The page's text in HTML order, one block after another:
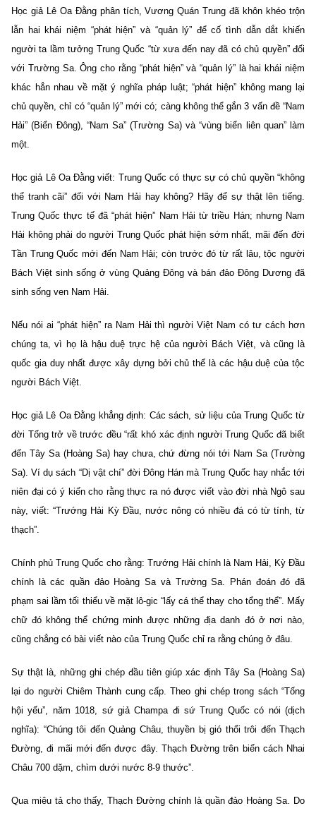
Học giả Lê Oa Đằng phân tích, Vương Quán Trung đã khôn khéo trộn
lẫn hai khái niệm “phát hiện” và “quản lý” để cố tình dẫn dắt khiến
người ta lầm tưởng Trung Quốc “từ xưa đến nay đã có chủ quyền” đối
với Trường Sa. Ông cho rằng “phát hiện” và “quản lý” là hai khái niệm
khác hẳn nhau về mặt ý nghĩa pháp luật; “phát hiện” không mang lại
chủ quyền, chỉ có “quản lý” mới có; càng không thể gắn 3 vấn đề “Nam
Hải” (Biển Đông), “Nam Sa” (Trường Sa) và “vùng biển liên quan” làm
một.
Học giả Lê Oa Đằng viết: Trung Quốc có thực sự có chủ quyền “không
thể tranh cãi” đối với Nam Hải hay không? Hãy để sự thật lên tiếng.
Trung Quốc thực tế đã “phát hiện” Nam Hải từ triều Hán; nhưng Nam
Hải không phải do người Trung Quốc phát hiện sớm nhất, mãi đến đời
Tần Trung Quốc mới đến Nam Hải; còn trước đó từ rất lâu, tộc người
Bách Việt sinh sống ở vùng Quảng Đông và bán đảo Đông Dương đã
sinh sống ven Nam Hải.
Nếu nói ai “phát hiện” ra Nam Hải thì người Việt Nam có tư cách hơn
chúng ta, vì họ là hậu duệ trực hệ của người Bách Việt, và cũng là
quốc gia duy nhất được xây dựng bởi chủ thể là các hậu duệ của tộc
người Bách Việt.
Học giả Lê Oa Đằng khẳng định: Các sách, sử liệu của Trung Quốc từ
đời Tống trở về trước đều “rất khó xác định người Trung Quốc đã biết
đến Tây Sa (Hoàng Sa) hay chưa, chứ đừng nói tới Nam Sa (Trường
Sa). Ví dụ sách “Dị vật chí” đời Đông Hán mà Trung Quốc hay nhắc tới
niên đại có ý kiến cho rằng thực ra nó được viết vào đời nhà Ngô sau
này, viết: “Trướng Hải Kỳ Đầu, nước nông có nhiều đá có từ tính, từ
thạch”.
Chính phủ Trung Quốc cho rằng: Trướng Hải chính là Nam Hải, Kỳ Đầu
chính là các quần đảo Hoàng Sa và Trường Sa. Phán đoán đó đã
phạm sai lầm tối thiểu về mặt lô-gic “lấy cá thể thay cho tổng thể”. Mấy
chữ đó không thể chứng minh được những địa danh đó ở nơi nào,
cũng chẳng có bài viết nào của Trung Quốc chỉ ra rằng chúng ở đâu.
Sự thật là, những ghi chép đầu tiên giúp xác định Tây Sa (Hoàng Sa)
lại do người Chiêm Thành cung cấp. Theo ghi chép trong sách “Tống
hội yếu”, năm 1018, sứ giả Champa đi sứ Trung Quốc có nói (dịch
nghĩa): “Chúng tôi đến Quảng Châu, thuyền bị gió thổi trôi đến Thạch
Đường, đi mãi mới đến được đây. Thạch Đường trên biển cách Nhai
Châu 700 dặm, chìm dưới nước 8-9 thước”.
Qua miêu tả cho thấy, Thạch Đường chính là quần đảo Hoàng Sa. Do